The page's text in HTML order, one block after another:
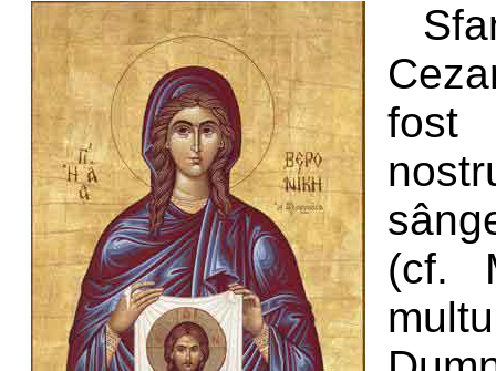
fost
(cf.